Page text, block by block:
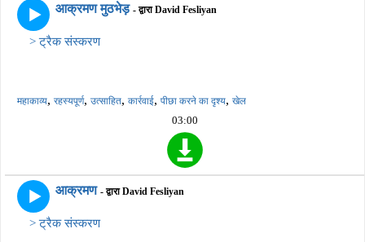
आक्रमण मुठभेड़ - द्वारा David Fesliyan
> ट्रैक संस्करण
महाकाव्य, रहस्यपूर्ण, उत्साहित, कार्रवाई, पीछा करने का दृश्य, खेल
03:00
आक्रमण - द्वारा David Fesliyan
> ट्रैक संस्करण